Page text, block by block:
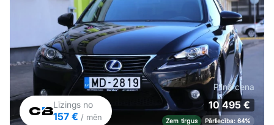
Līzings no
157 € / mēn
Pilna cena
10 495 €
Zem tirgus Pārliecība: 64%